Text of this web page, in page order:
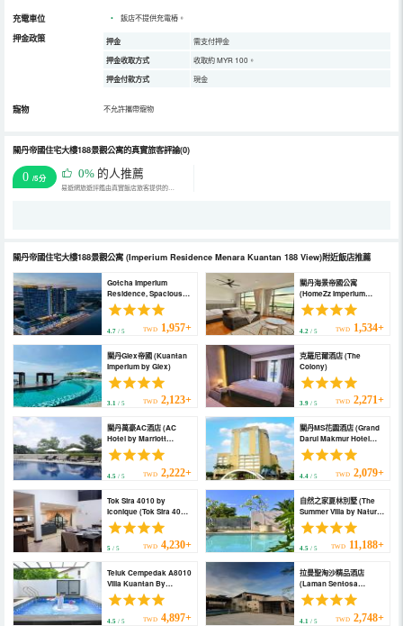
充電車位 • 飯店不提供充電樁。
押金政策 押金 需支付押金
押金收取方式 收取約 MYR 100。
押金付款方式 現金
寵物 不允許攜帶寵物
關丹帝國住宅大樓188景觀公寓的真實旅客評論(0)
0 /5分 0% 的人推薦
易遊網旅遊評鑑由真實飯店旅客提供的評鑑。
關丹帝國住宅大樓188景觀公寓 (Imperium Residence Menara Kuantan 188 View)附近飯店推薦
Gotcha Imperium
Residence, Spacious
Studio Room I Fits
Couple, Friends &
Family 4-5pax (Gotcha
Fits Couple, Friends &
Family 4-5pax)
4.7 / 5 TWD 1,957+
關丹海景帝國公寓
(HomeZz Imperium
Residence Kuantan
Studio Seaview)
4.2/ 5 TWD 1,534+
關丹Glex帝國 (Kuantan
Imperium by Glex)
3.1 / 5 TWD 2,123+
克羅尼爾酒店 (The
Colony)
3.9/ 5 TWD 2,271+
關丹萬豪AC酒店 (AC
Hotel by Marriott
Kuantan)
4.5 / 5 TWD 2,222+
關丹MS花園酒店 (Grand
Darul Makmur Hotel
Kuantan)
4.4/ 5 TWD 2,079+
Tok Sira 4010 by
Iconique (Tok Sira 4010
by Iconique)
5 / 5 TWD 4,230+
自然之家夏林別墅 (The
Summer Villa by Nature
Home)
4.5/ 5 TWD 11,188+
Teluk Cempedak A8010
Villa Kuantan By
Iconique Espace (Teluk
Cempedak A8010 Villa
Kuantan By Iconique
4.5 / 5 TWD 4,897+
拉曼聖淘沙精品酒店
(Laman Sentosa
Boutique Residence)
4.1/ 5 TWD 2,748+